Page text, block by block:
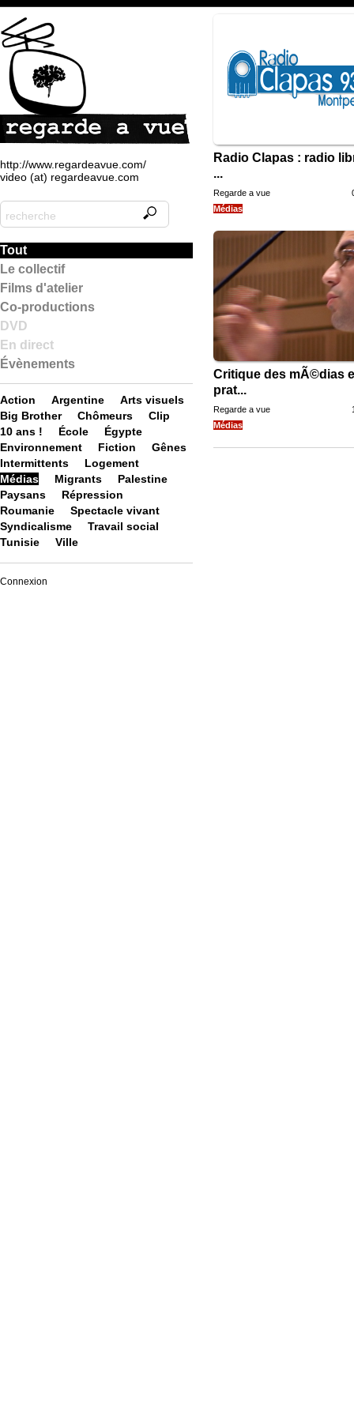
Radio Clapas : radio
...
Regarde a vue
Médias
Critique des mÃ©dias
prat...
Regarde a vue
Médias
http://www.regardeavue.com/
video (at) regardeavue.com
Tout
Le collectif
Films d'atelier
Co-productions
DVD
En direct
Évènements
Action Argentine
Arts visuels
Big Brother
Chômeurs
Clip
10 ans !
École
Égypte
Environnement
Fiction
Gênes
Intermittents
Logement
Médias
Migrants
Palestine
Paysans
Répression
Roumanie
Spectacle vivant
Syndicalisme
Travail social
Tunisie
Ville
Connexion